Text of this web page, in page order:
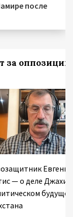
после
за
Евгений
— о деле
будущем